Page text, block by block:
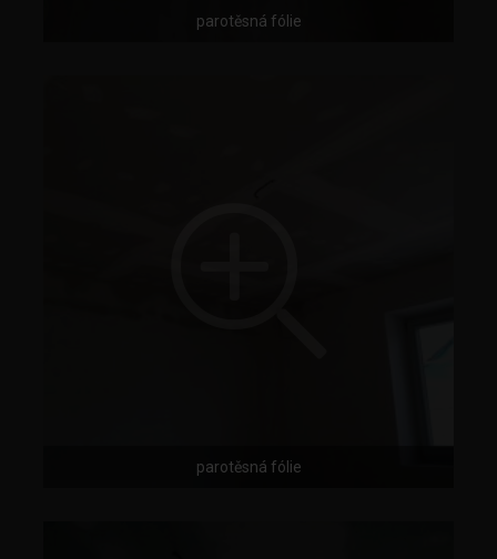
parotěsná fólie
parotěsná fólie